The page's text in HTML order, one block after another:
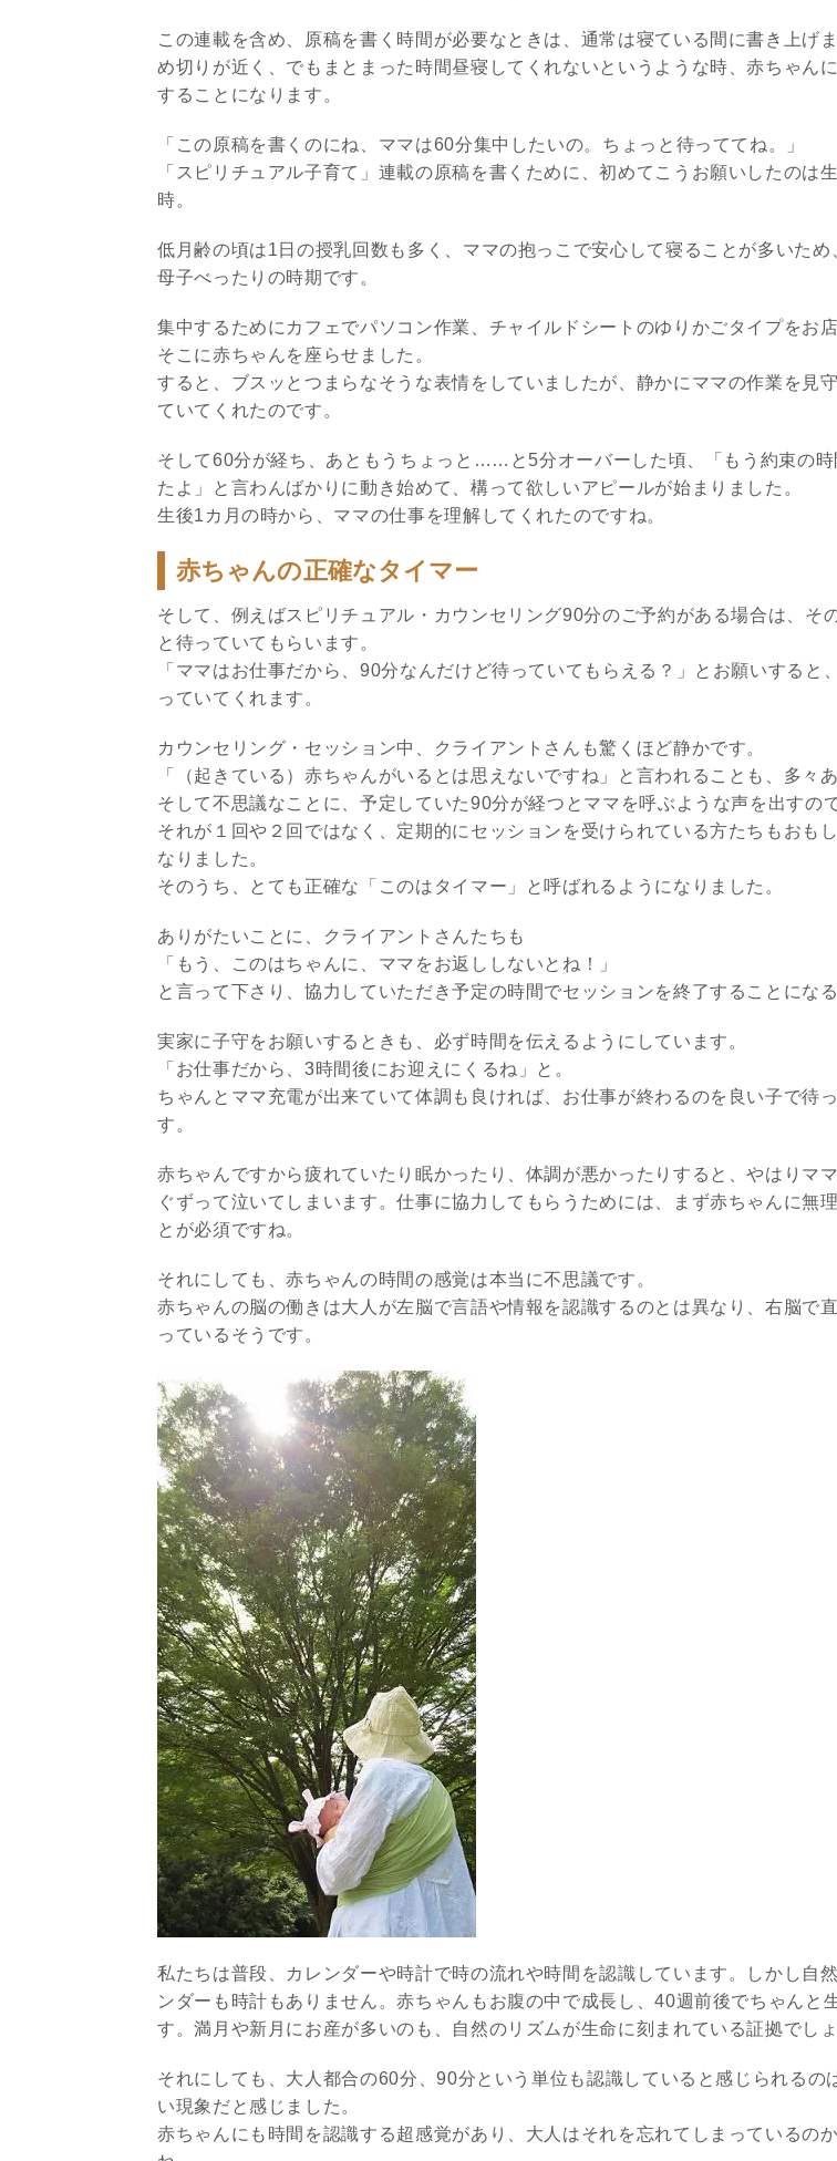
この連載を含め、原稿を書く時間が必要なときは、通常は寝ている間に書き上げ
め切りが近く、でもまとまった時間昼寝してくれないというような時、赤ちゃん
することになります。
「この原稿を書くのにね、ママは60分集中したいの。ちょっと待っててね。」
「スピリチュアル子育て」連載の原稿を書くために、初めてこうお願いしたのは
時。
低月齢の頃は1日の授乳回数も多く、ママの抱っこで安心して寝ることが多いため
母子べったりの時期です。
集中するためにカフェでパソコン作業、チャイルドシートのゆりかごタイプをお店
そこに赤ちゃんを座らせました。
すると、ブスッとつまらなそうな表情をしていましたが、静かにママの作業を見
ていてくれたのです。
そして60分が経ち、あともうちょっと……と5分オーバーした頃、「もう約束の時
たよ」と言わんばかりに動き始めて、構って欲しいアピールが始まりました。
生後1カ月の時から、ママの仕事を理解してくれたのですね。
赤ちゃんの正確なタイマー
そして、例えばスピリチュアル・カウンセリング90分のご予約がある場合は、そ
と待っていてもらいます。
「ママはお仕事だから、90分なんだけど待っていてもらえる？」とお願いすると
っていてくれます。
カウンセリング・セッション中、クライアントさんも驚くほど静かです。
「（起きている）赤ちゃんがいるとは思えないですね」と言われることも、多々あ
そして不思議なことに、予定していた90分が経つとママを呼ぶような声を出すので
それが１回や２回ではなく、定期的にセッションを受けられている方たちもおも
なりました。
そのうち、とても正確な「このはタイマー」と呼ばれるようになりました。
ありがたいことに、クライアントさんたちも
「もう、このはちゃんに、ママをお返ししないとね！」
と言って下さり、協力していただき予定の時間でセッションを終了することになる
実家に子守をお願いするときも、必ず時間を伝えるようにしています。
「お仕事だから、3時間後にお迎えにくるね」と。
ちゃんとママ充電が出来ていて体調も良ければ、お仕事が終わるのを良い子で待
す。
赤ちゃんですから疲れていたり眠かったり、体調が悪かったりすると、やはりマ
ぐずって泣いてしまいます。仕事に協力してもらうためには、まず赤ちゃんに無
とが必須ですね。
それにしても、赤ちゃんの時間の感覚は本当に不思議です。
赤ちゃんの脳の働きは大人が左脳で言語や情報を認識するのとは異なり、右脳で
っているそうです。
私たちは普段、カレンダーや時計で時の流れや時間を認識しています。しかし自
ンダーも時計もありません。赤ちゃんもお腹の中で成長し、40週前後でちゃんと
す。満月や新月にお産が多いのも、自然のリズムが生命に刻まれている証拠でしょ
それにしても、大人都合の60分、90分という単位も認識していると感じられるの
い現象だと感じました。
赤ちゃんにも時間を認識する超感覚があり、大人はそれを忘れてしまっているの